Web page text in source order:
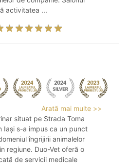
activitatea ...
Arată mai multe >>
situat pe Strada Toma
Iași s-a impus ca un punct
îngrijirii animalelor
regiune. Duo-Vet oferă o
de servicii medicale